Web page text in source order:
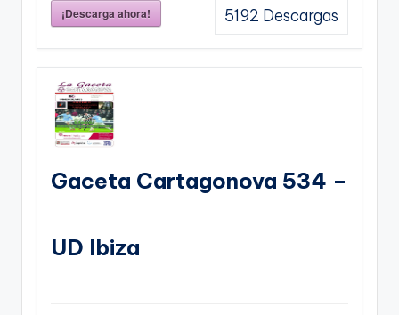
¡Descarga ahora! 5192 Descargas
Gaceta Cartagonova 534 –
UD Ibiza